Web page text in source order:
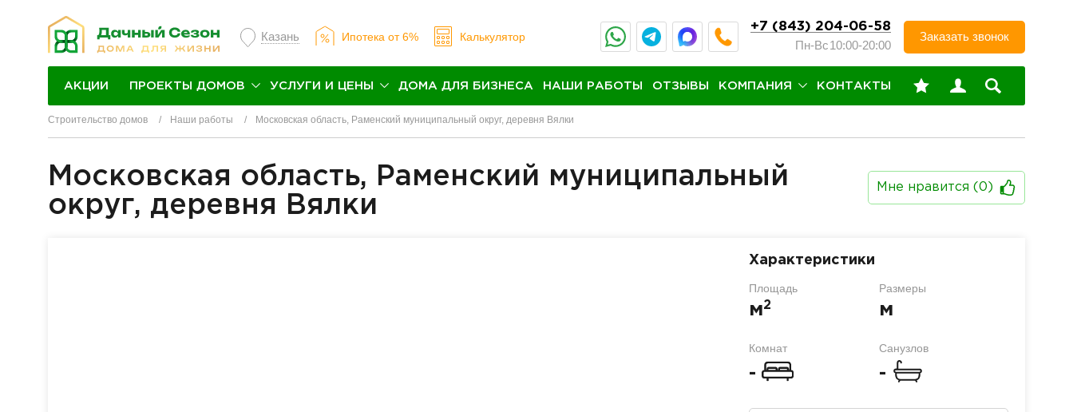
Казань Ипотека от 6% Калькулятор
+7 (843) 204-06-58
Пн-Вс10:00-20:00
Заказать звонок
АКЦИИ ПРОЕКТЫ ДОМОВ УСЛУГИ И ЦЕНЫ ДОМА ДЛЯ БИЗНЕСА НАШИ РАБОТЫ ОТЗЫВЫ КОМПАНИЯ КОНТАКТЫ
Строительство домов Наши работы Московская область, Раменский муниципальный округ, деревня Вялки
Московская область, Раменский муниципальный
округ, деревня Вялки
Мне нравится ( 0 )
Характеристики
Площадь
м2
Размеры
м
Комнат
-
Санузлов
-